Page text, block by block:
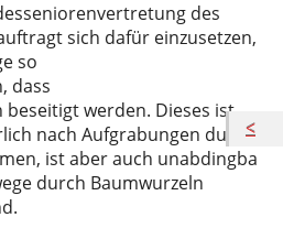
des
sich dafür einzusetzen,
so
dass
werden. Dieses ist
nach Aufgrabungen durch
ist aber auch unabdingba
durch Baumwurzeln